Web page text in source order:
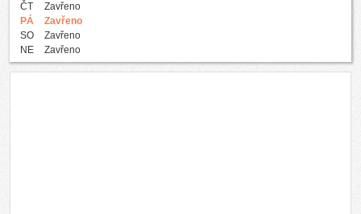
ČT
Zavřeno
PÁ
Zavřeno
SO
Zavřeno
NE
Zavřeno